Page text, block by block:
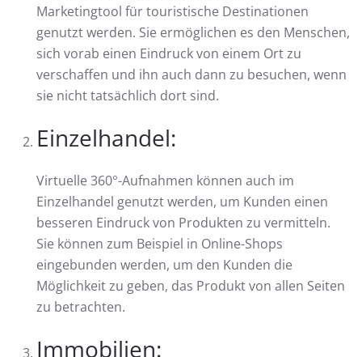
Marketingtool für touristische Destinationen
genutzt werden. Sie ermöglichen es den Menschen,
sich vorab einen Eindruck von einem Ort zu
verschaffen und ihn auch dann zu besuchen, wenn
sie nicht tatsächlich dort sind.
Einzelhandel:
Virtuelle 360°-Aufnahmen können auch im
Einzelhandel genutzt werden, um Kunden einen
besseren Eindruck von Produkten zu vermitteln.
Sie können zum Beispiel in Online-Shops
eingebunden werden, um den Kunden die
Möglichkeit zu geben, das Produkt von allen Seiten
zu betrachten.
Immobilien: